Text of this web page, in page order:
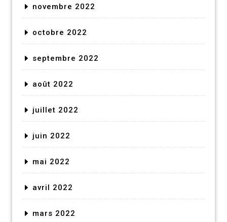
novembre 2022
octobre 2022
septembre 2022
août 2022
juillet 2022
juin 2022
mai 2022
avril 2022
mars 2022